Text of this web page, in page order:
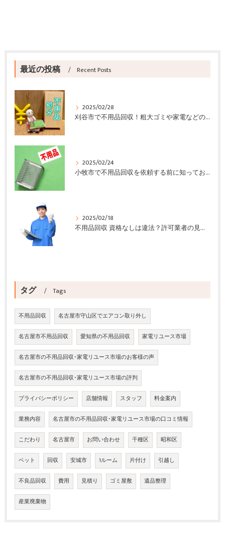
最近の投稿 Recent Posts
2025/02/28
刈谷市で不用品回収！粗大ゴミや家電などの回収方法と注意点
2025/02/24
小牧市で不用品回収を依頼する前に知っておきたいポイント
2025/02/18
不用品回収 資格なしは違法？許可業者の見分け方と依頼時の注意点
タグ Tags
不用品回収 名古屋市守山区でエアコン取り外し
名古屋市不用品回収 愛知県の不用品回収 家電リユース市場
名古屋市の不用品回収･家電リユース市場のお客様の声
名古屋市の不用品回収･家電リユース市場の評判
プライバシーポリシー 店舗情報 スタッフ 料金案内
業務内容 名古屋市の不用品回収･家電リユース市場の口コミ情報
こだわり 名古屋市 お問い合わせ 千種区 昭和区
ベット 回収 安城市 1ルーム 片付け 引越し
不良品回収 費用 見積り ゴミ屋敷 遺品整理
産業廃棄物